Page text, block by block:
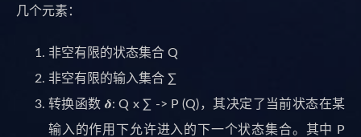
几个元素：
非空有限的状态集合 Q
非空有限的输入集合 ∑
转换函数 𝜹: Q x ∑ -> P (Q)，其决定了当前状态在某
输入的作用下允许进入的下一个状态集合。其中 P